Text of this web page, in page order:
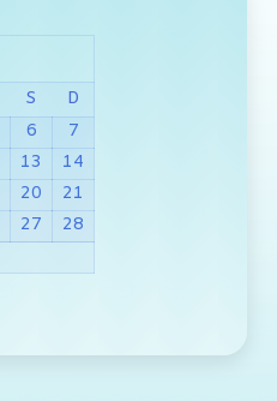
S
D
6
7
13
14
20
21
27
28